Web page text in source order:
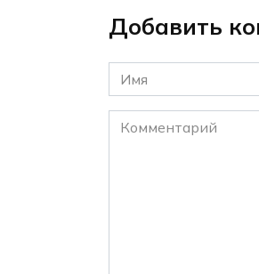
Добавить
Имя
*
Комментарий